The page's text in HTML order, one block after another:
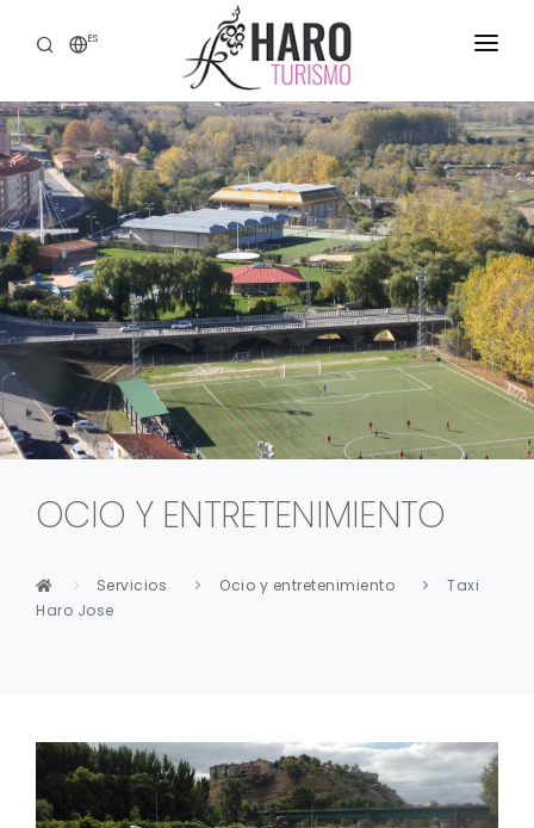
ES
DESCUBRE HARO
SERVICIOS
PATRIMONIO
ENOTURISMO
GASTRONOMÍA
EXPERIENCIAS
CONTACTO
OCIO Y ENTRETENIMIENTO
Servicios Ocio y entretenimiento
Taxi
Haro Jose